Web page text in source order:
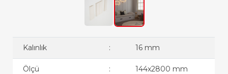
Kalınlık : 16 mm
Ölçü : 144x2800 mm